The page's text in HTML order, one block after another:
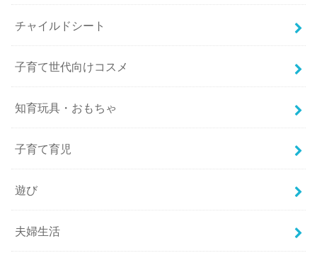
チャイルドシート
子育て世代向けコスメ
知育玩具・おもちゃ
子育て育児
遊び
夫婦生活